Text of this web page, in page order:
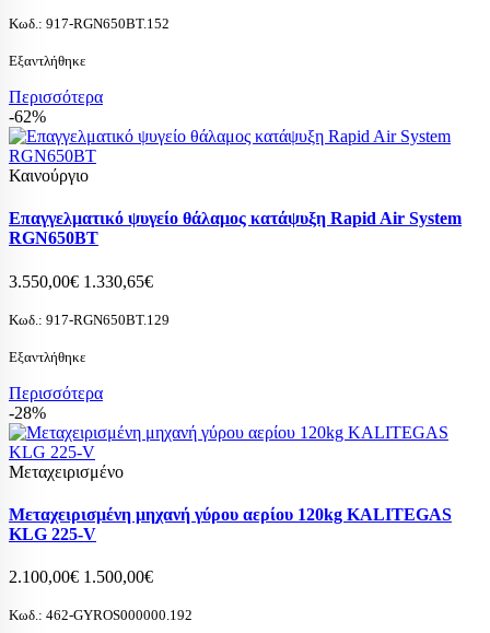
Κωδ.: 917-RGN650BT.152
Εξαντλήθηκε
Περισσότερα
-62%
Καινούργιο
Επαγγελματικό ψυγείο θάλαμος κατάψυξη Rapid Air System
RGN650BT
3.550,00€ 1.330,65€
Κωδ.: 917-RGN650BT.129
Εξαντλήθηκε
Περισσότερα
-28%
Μεταχειρισμένο
Μεταχειρισμένη μηχανή γύρου αερίου 120kg KALITEGAS
KLG 225-V
2.100,00€ 1.500,00€
Κωδ.: 462-GYROS000000.192